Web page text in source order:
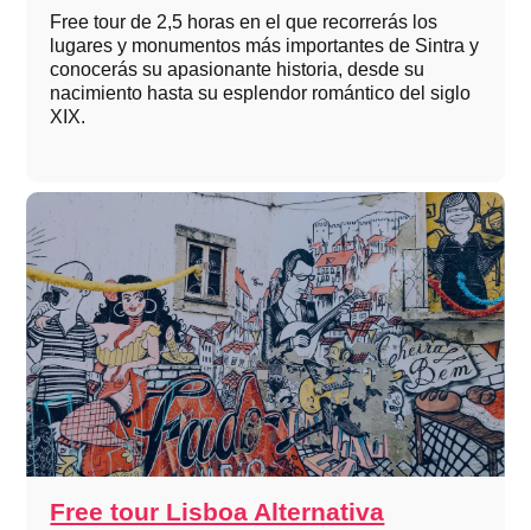
Free tour de 2,5 horas en el que recorrerás los
lugares y monumentos más importantes de Sintra y
conocerás su apasionante historia, desde su
nacimiento hasta su esplendor romántico del siglo
XIX.
Free tour Lisboa Alternativa